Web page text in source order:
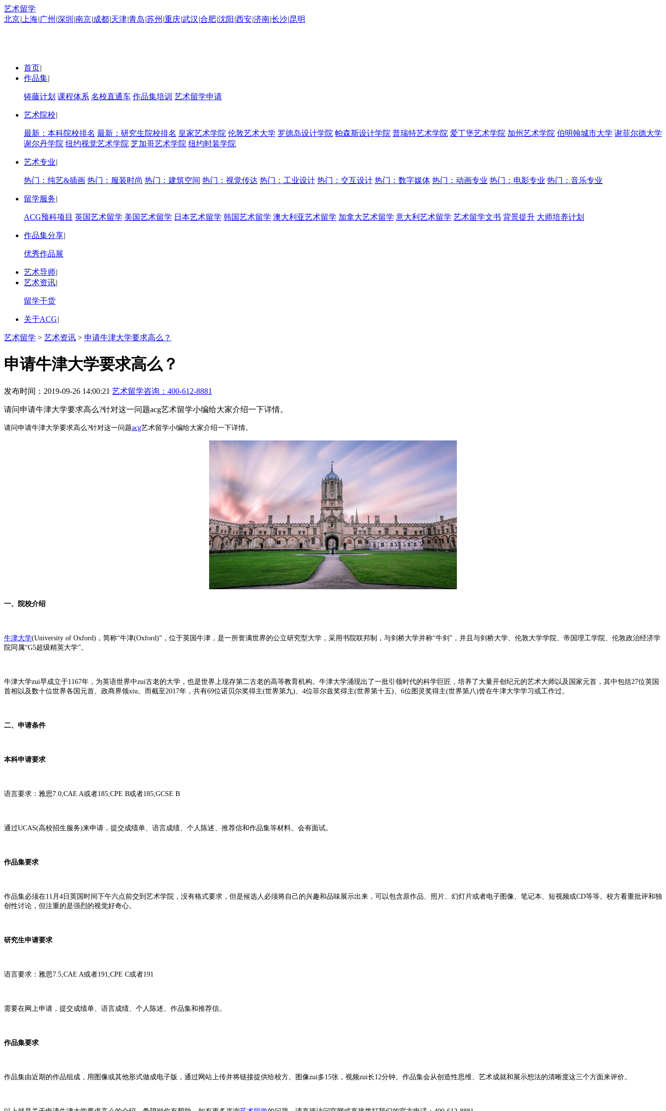
艺术留学
北京| 上海|广州 |深圳 |南京|成都|天津|青岛|苏州 |重庆|武汉 |合肥|沈阳 |西安|济南|长沙|昆明
首页|
作品集|
铸藤计划 课程体系 名校直通车 作品集培训 艺术留学申请
艺术院校|
最新：本科院校排名 最新：研究生院校排名 皇家艺术学院 伦敦艺术大学 罗德岛设计学院 帕森斯设计学院 普瑞特艺术学院 爱丁堡艺术学院 加州艺术学院 伯明翰城市大学 谢菲尔德大学
谢尔丹学院 纽约视觉艺术学院 芝加哥艺术学院 纽约时装学院
艺术专业|
热门：纯艺&插画 热门：服装时尚 热门：建筑空间 热门：视觉传达 热门：工业设计 热门：交互设计 热门：数字媒体 热门：动画专业 热门：电影专业 热门：音乐专业
留学服务|
ACG预科项目 英国艺术留学 美国艺术留学 日本艺术留学 韩国艺术留学 澳大利亚艺术留学 加拿大艺术留学 意大利艺术留学 艺术留学文书 背景提升 大师培养计划
作品集分享|
优秀作品展
艺术导师|
艺术资讯|
留学干货
关于ACG|
艺术留学 > 艺术资讯 > 申请牛津大学要求高么？
申请牛津大学要求高么？
发布时间：2019-09-26 14:00:21 艺术留学咨询： 400-612-8881
请问申请牛津大学要求高么?针对这一问题acg艺术留学小编给大家介绍一下详情。
请问申请牛津大学要求高么?针对这一问题acg艺术留学小编给大家介绍一下详情。
一、院校介绍
牛津大学(University of Oxford)，简称“牛津(Oxford)”，位于英国牛津，是一所誉满世界的公立研究型大学，采用书院联邦制，与剑桥大学并称“牛剑”，并且与剑桥大学、伦敦大学学院、帝国理工学院、伦敦政治经济学
院同属“G5超级精英大学”。
牛津大学zui早成立于1167年，为英语世界中zui古老的大学，也是世界上现存第二古老的高等教育机构。牛津大学涌现出了一批引领时代的科学巨匠，培养了大量开创纪元的艺术大师以及国家元首，其中包括27位英国
首相以及数十位世界各国元首、政商界领xiu。而截至2017年，共有69位诺贝尔奖得主(世界第九)、4位菲尔兹奖得主(世界第十五)、6位图灵奖得主(世界第八)曾在牛津大学学习或工作过。
二、申请条件
本科申请要求
语言要求：雅思7.0;CAE A或者185;CPE B或者185;GCSE B
通过UCAS(高校招生服务)来申请，提交成绩单、语言成绩、个人陈述、推荐信和作品集等材料。会有面试。
作品集要求
作品集必须在11月4日英国时间下午六点前交到艺术学院，没有格式要求，但是候选人必须将自己的兴趣和品味展示出来，可以包含原作品、照片、幻灯片或者电子图像、笔记本、短视频或CD等等。校方看重批评和独
创性讨论，但注重的是强烈的视觉好奇心。
研究生申请要求
语言要求：雅思7.5;CAE A或者191;CPE C或者191
需要在网上申请，提交成绩单、语言成绩、个人陈述、作品集和推荐信。
作品集要求
作品集由近期的作品组成，用图像或其他形式做成电子版，通过网站上传并将链接提供给校方。图像zui多15张，视频zui长12分钟。作品集会从创造性思维、艺术成就和展示想法的清晰度这三个方面来评价。